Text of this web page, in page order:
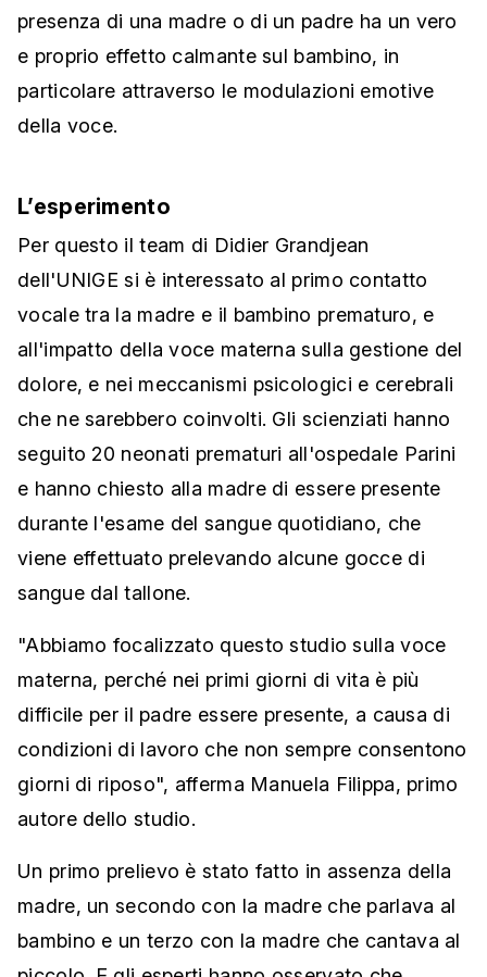
presenza di una madre o di un padre ha un vero
e proprio effetto calmante sul bambino, in
particolare attraverso le modulazioni emotive
della voce.
L’esperimento
Per questo il team di Didier Grandjean
dell'UNIGE si è interessato al primo contatto
vocale tra la madre e il bambino prematuro, e
all'impatto della voce materna sulla gestione del
dolore, e nei meccanismi psicologici e cerebrali
che ne sarebbero coinvolti. Gli scienziati hanno
seguito 20 neonati prematuri all'ospedale Parini
e hanno chiesto alla madre di essere presente
durante l'esame del sangue quotidiano, che
viene effettuato prelevando alcune gocce di
sangue dal tallone.
"Abbiamo focalizzato questo studio sulla voce
materna, perché nei primi giorni di vita è più
difficile per il padre essere presente, a causa di
condizioni di lavoro che non sempre consentono
giorni di riposo", afferma Manuela Filippa, primo
autore dello studio.
Un primo prelievo è stato fatto in assenza della
madre, un secondo con la madre che parlava al
bambino e un terzo con la madre che cantava al